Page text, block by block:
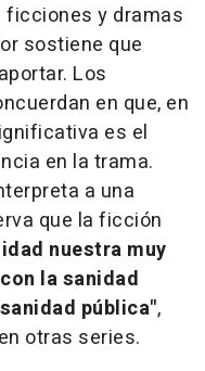
ficciones y dramas
sostiene que
Los
en que, en
es el
en la trama.
a una
que la ficción
nuestra muy
la sanidad
pública",
otras series.